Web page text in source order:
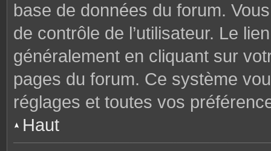
base de données du forum.
de contrôle de l’utilisateur. Le
généralement en cliquant sur
pages du forum. Ce système
réglages et toutes vos
Haut